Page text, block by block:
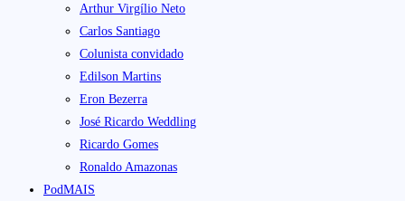
Arthur Virgílio Neto
Carlos Santiago
Colunista convidado
Edilson Martins
Eron Bezerra
José Ricardo Weddling
Ricardo Gomes
Ronaldo Amazonas
PodMAIS